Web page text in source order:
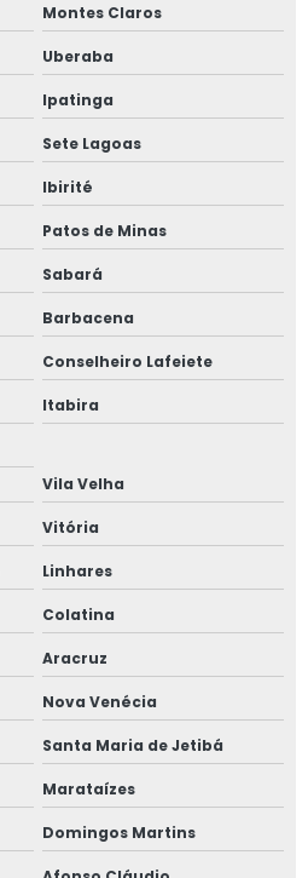
Montes Claros
Uberaba
Ipatinga
Sete Lagoas
Ibirité
Patos de Minas
Sabará
Barbacena
Conselheiro Lafeiete
Itabira
Vila Velha
Vitória
Linhares
Colatina
Aracruz
Nova Venécia
Santa Maria de Jetibá
Marataízes
Domingos Martins